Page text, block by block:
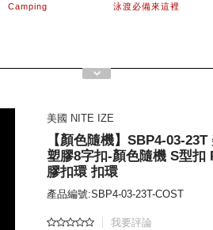
Camping 泳渡必備來這裡
美國 NITE IZE
【顏色隨機】SBP4-03-
塑膠8字扣-顏色隨機 S型
膠扣環 扣環
產品編號:SBP4-03-23T-COST
我要評論